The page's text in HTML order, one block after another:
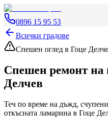
0896 15 95 53
Всички градове
Спешен оглед в Гоце
Спешен ремонт на
Делчев
Теч по време на дъжд,
откъсната ламарина в Гоце